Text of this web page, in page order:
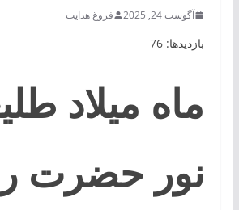
آگوست 24, 2025 فروغ هدایت
بازدیدها: 76
ماه میلاد
نور حضرت